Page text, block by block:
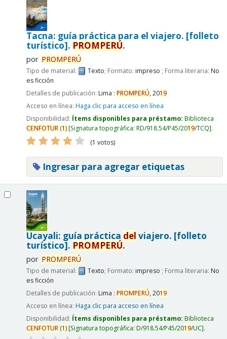
Tacna: guía práctica para el viajero. [folleto
turístico]. PROMPERÚ.
por PROMPERÚ
Tipo de material: Texto; Formato: impreso ; Forma literaria: No
es ficción
Detalles de publicación: Lima : PROMPERÚ,2019
Acceso en línea: Haga clic para acceso en línea
Disponibilidad: Ítems disponibles para préstamo: Biblioteca
CENFOTUR(1) Signatura topográfica: RD/918.54/P45/2019/TCQ .
(1 votos)
Ingresar para agregar etiquetas
Ucayali: guía práctica del viajero. [folleto
turístico]. PROMPERÚ.
por PROMPERÚ
Tipo de material: Texto; Formato: impreso ; Forma literaria: No
es ficción
Detalles de publicación: Lima : PROMPERÚ,2019
Acceso en línea: Haga clic para acceso en línea
Disponibilidad: Ítems disponibles para préstamo: Biblioteca
CENFOTUR(1) Signatura topográfica: D/918.54/P45/2019/UC .